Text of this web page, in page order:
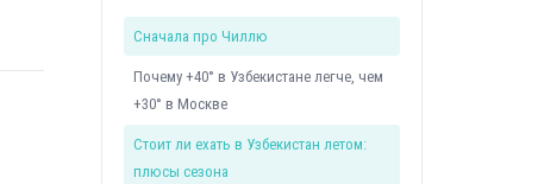
Сначала про Чиллю
Почему +40° в Узбекистане легче, чем
+30° в Москве
Стоит ли ехать в Узбекистан летом:
плюсы сезона